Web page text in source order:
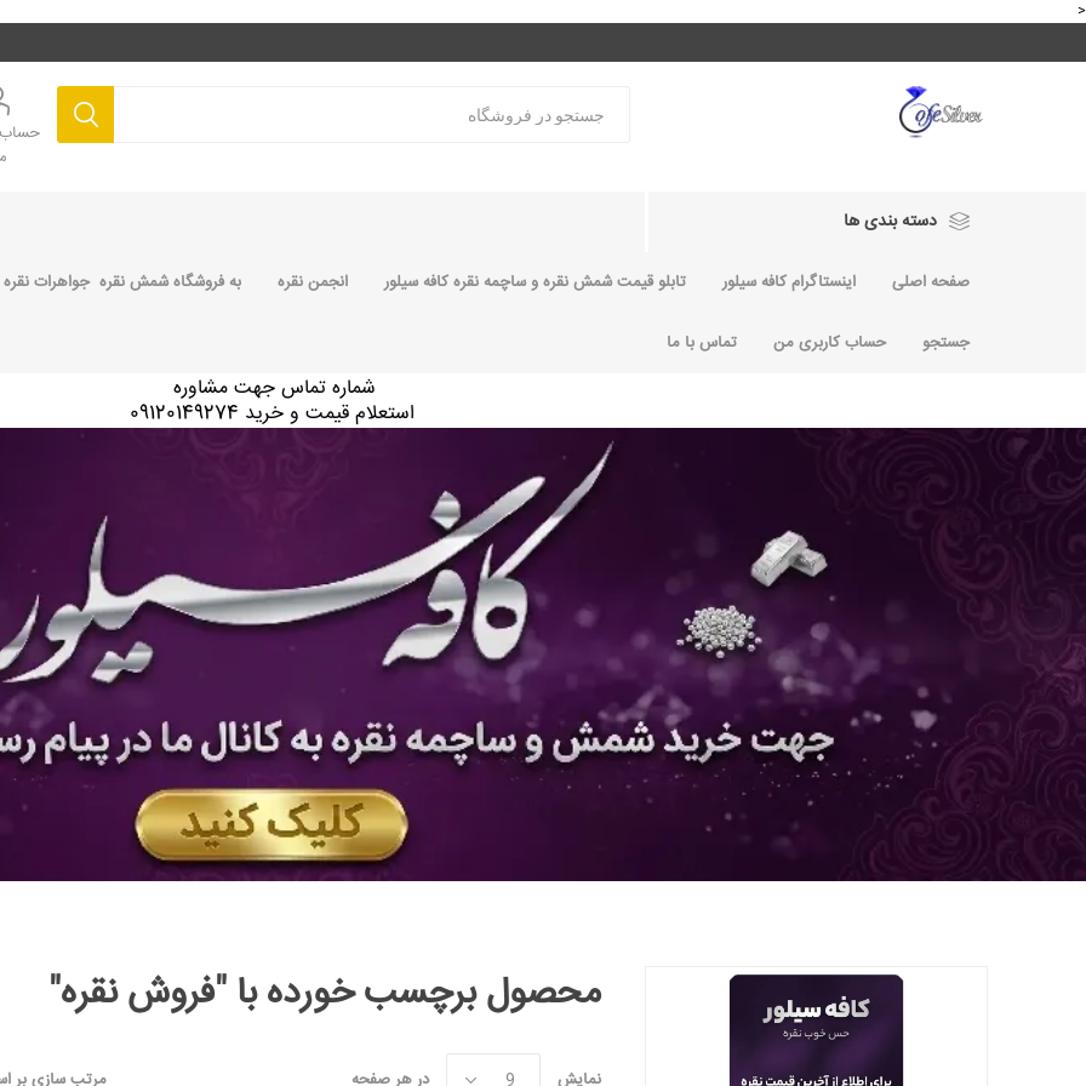
<
حساب
دسته بندی ها
صفحه اصلی اینستاگرام کافه سیلور تابلو قیمت شمش نقره و ساچمه نقره کافه سیلور انجمن نقره به فروشگاه شمش نقره جواهرات
جستجو حساب کاربری من تماس با ما
شماره تماس جهت مشاوره
استعلام قیمت و خرید 09120149274
محصول برچسب خورده با "فروش نقره"
مرتب سازی بر نمایش در هر صفحه